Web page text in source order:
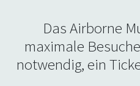
Das Airborne
maximale
notwendig, ein